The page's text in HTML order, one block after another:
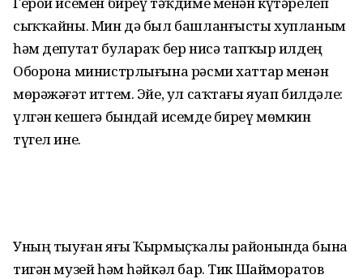
сыҡҡайны. Мин дә был башланғысты хупланым
һәм депутат булараҡ бер нисә тапҡыр илдең
Оборона министрлығына рәсми хаттар менән
мөрәжәғәт иттем. Эйе, ул саҡтағы яуап билдәле:
үлгән кешегә бындай исемде биреү мөмкин
түгел ине.
Уның тыуған яғы Ҡырмыҫҡалы районында бына
тигән музей һәм һәйкәл бар. Тик Шайморатов